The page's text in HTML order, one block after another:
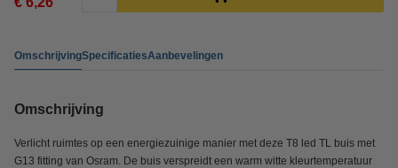
OmschrijvingSpecificatiesAanbevelingen
Omschrijving
Verlicht ruimtes op een energiezuinige manier met deze T8 led TL buis met
G13 fitting van Osram. De buis verspreidt een warm witte kleurtemperatuur